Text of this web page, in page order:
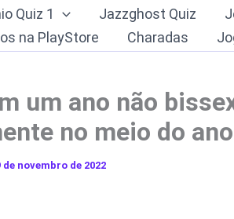
Quiz 1 Jazzghost Quiz
na PlayStore
Charadas
um ano não
no meio do
de novembro de 2022